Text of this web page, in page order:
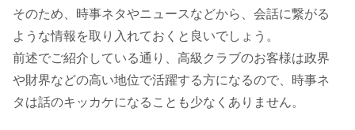
そのため、時事ネタやニュースなどから、会話に繋がる
ような情報を取り入れておくと良いでしょう。
前述でご紹介している通り、高級クラブのお客様は政界
や財界などの高い地位で活躍する方になるので、時事ネ
タは話のキッカケになることも少なくありません。